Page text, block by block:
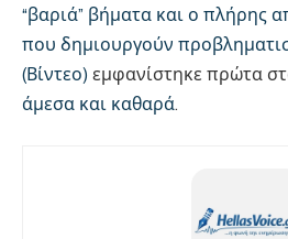
“βαριά” βήματα και ο πλήρης
που δημιουργούν
(Βίντεο) εμφανίστηκε πρώτα
άμεσα και καθαρά.